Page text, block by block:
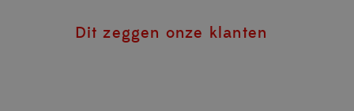
Dit zeggen onze klanten